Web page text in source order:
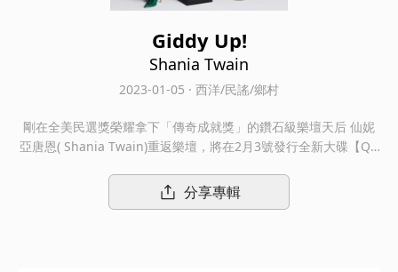
Giddy Up!
Shania Twain
2023-01-05 · 西洋/民謠/鄉村
剛在全美民選獎榮耀拿下「傳奇成就獎」的鑽石級樂壇天后 仙妮
亞唐恩( Shania Twain)重返樂壇，將在2月3號發行全新大碟【Qu
的一年到來！
分享專輯